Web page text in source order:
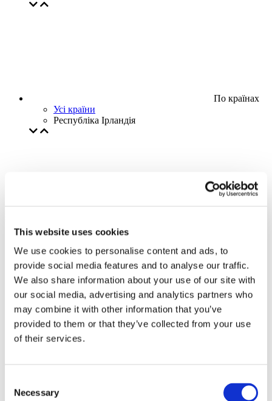
This website uses cookies
We use cookies to personalise content and ads, to
provide social media features and to analyse our traffic.
We also share information about your use of our site with
our social media, advertising and analytics partners who
may combine it with other information that you’ve
provided to them or that they’ve collected from your use
of their services.
Selection
Necessary
По країнах
Усі країни
Республіка Ірландія